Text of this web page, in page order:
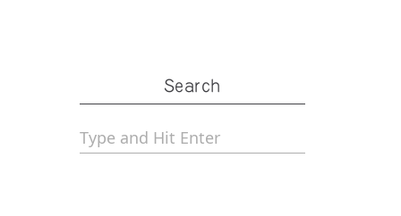
Search